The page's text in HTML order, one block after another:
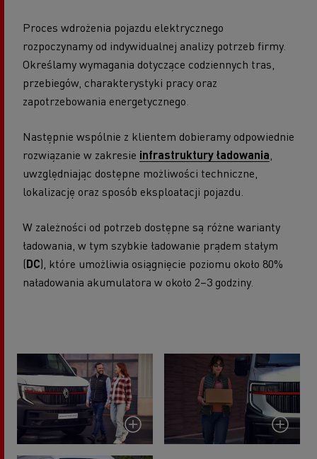
Proces wdrożenia pojazdu elektrycznego
rozpoczynamy od indywidualnej analizy potrzeb firmy.
Określamy wymagania dotyczące codziennych tras,
przebiegów, charakterystyki pracy oraz
zapotrzebowania energetycznego.
Następnie wspólnie z klientem dobieramy odpowiednie
rozwiązanie w zakresie infrastruktury ładowania,
uwzględniając dostępne możliwości techniczne,
lokalizację oraz sposób eksploatacji pojazdu.
W zależności od potrzeb dostępne są różne warianty
ładowania, w tym szybkie ładowanie prądem stałym
(DC), które umożliwia osiągnięcie poziomu około 80%
naładowania akumulatora w około 2–3 godziny.